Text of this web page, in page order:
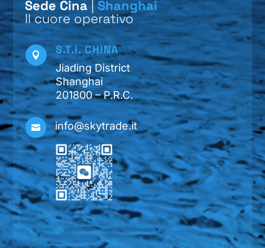
Sede Cina|Shanghai
Il cuore operativo
 S.T.I. CHINA
Jiading District
Shanghai
201800 – P.R.C.
 info@skytrade.it